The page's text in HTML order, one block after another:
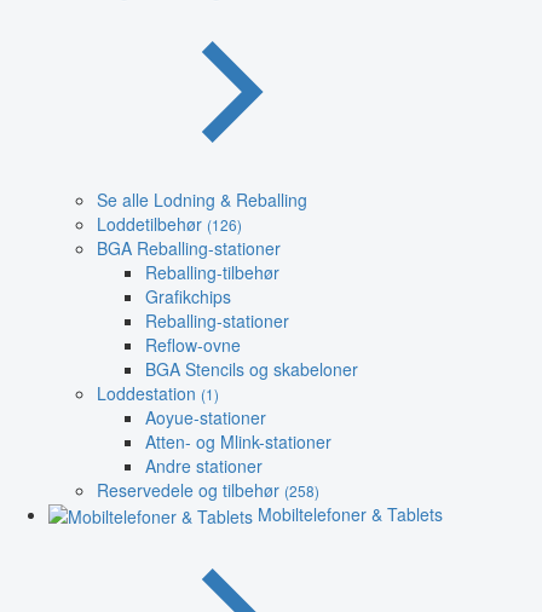
Se alle Lodning & Reballing
Loddetilbehør (126)
BGA Reballing-stationer
Reballing-tilbehør
Grafikchips
Reballing-stationer
Reflow-ovne
BGA Stencils og skabeloner
Loddestation (1)
Aoyue-stationer
Atten- og Mlink-stationer
Andre stationer
Reservedele og tilbehør (258)
Mobiltelefoner & Tablets